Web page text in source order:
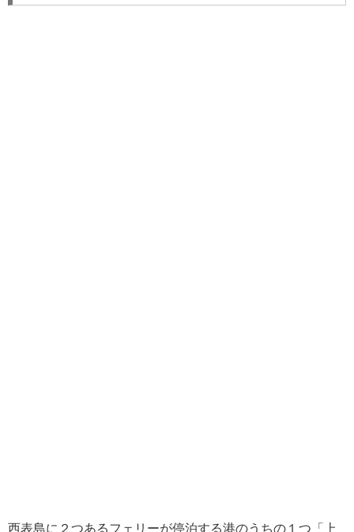
西表島に２つあるフェリーが停泊する港のうちの１つ「上